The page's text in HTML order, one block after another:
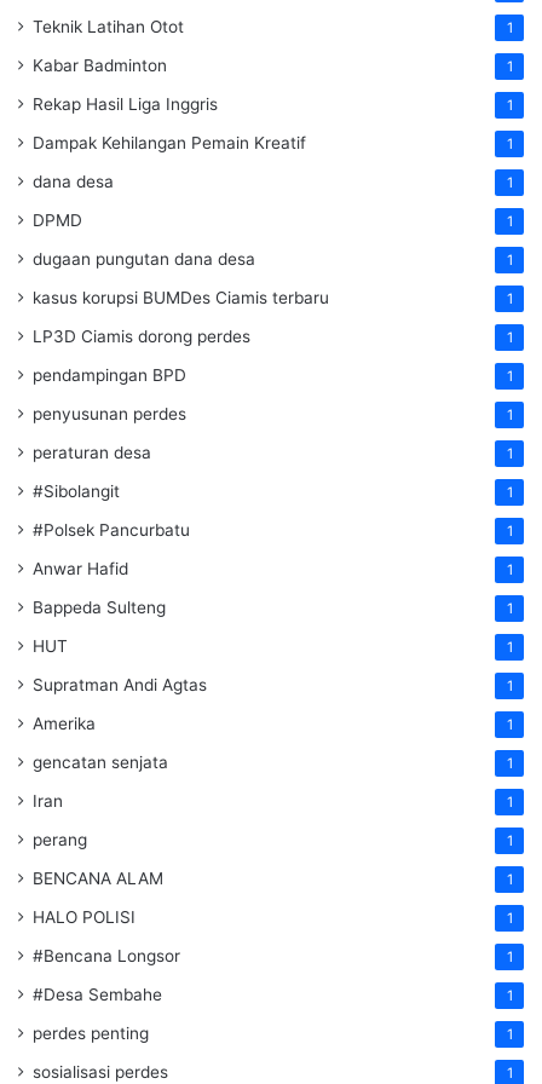
Teknik Latihan Otot 1
Kabar Badminton 1
Rekap Hasil Liga Inggris 1
Dampak Kehilangan Pemain Kreatif 1
dana desa 1
DPMD 1
dugaan pungutan dana desa 1
kasus korupsi BUMDes Ciamis terbaru 1
LP3D Ciamis dorong perdes 1
pendampingan BPD 1
penyusunan perdes 1
peraturan desa 1
#Sibolangit 1
#Polsek Pancurbatu 1
Anwar Hafid 1
Bappeda Sulteng 1
HUT 1
Supratman Andi Agtas 1
Amerika 1
gencatan senjata 1
Iran 1
perang 1
BENCANA ALAM 1
HALO POLISI 1
#Bencana Longsor 1
#Desa Sembahe 1
perdes penting 1
sosialisasi perdes 1